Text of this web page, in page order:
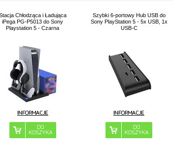
Chłodząca i Ładująca
iPega PG-P5013 do Sony
Playstation 5 - Czarna
Szybki 6-portowy Hub USB do
Sony PlayStation 5 - 5x USB, 1x
USB-C